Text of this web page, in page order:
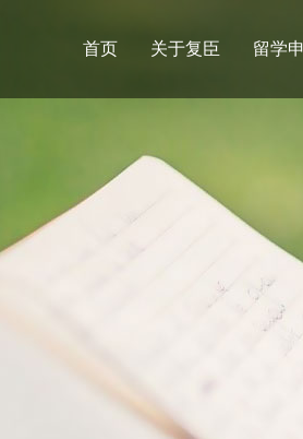
首页 关于复臣 留学